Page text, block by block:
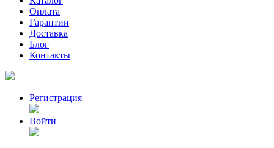
Оплата
Гарантии
Доставка
Блог
Контакты
Регистрация
Войти